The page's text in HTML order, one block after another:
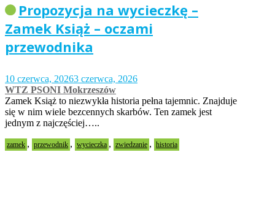
Propozycja na wycieczkę –
Zamek Książ – oczami
przewodnika
10 czerwca, 20263 czerwca, 2026
WTZ PSONI Mokrzeszów
Zamek Książ to niezwykła historia pełna tajemnic. Znajduje
się w nim wiele bezcennych skarbów. Ten zamek jest
jednym z najczęściej…..
zamek , przewodnik , wycieczka , zwiedzanie , historia